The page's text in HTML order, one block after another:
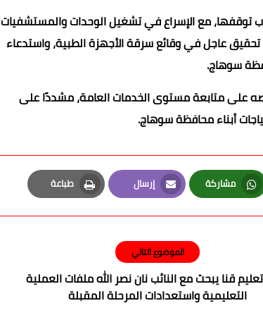
توقفها، مع الإسراع في تشغيل الوحدات والمستشفيات
عاجل في وقائع سرقة الأجهزة الطبية، واستدعاء
سوهاج.
على متابعة مستوى الخدمات العامة، مشددًا على
أبناء محافظة سوهاج.
مشاركة
Whatsapp
إرسال
Email
طباعة
Print
الموضوع التالي
قنا يبحث مع النائب نان نصر الله ملفات العملية
التعليمية واستعدادات المرحلة المقبلة